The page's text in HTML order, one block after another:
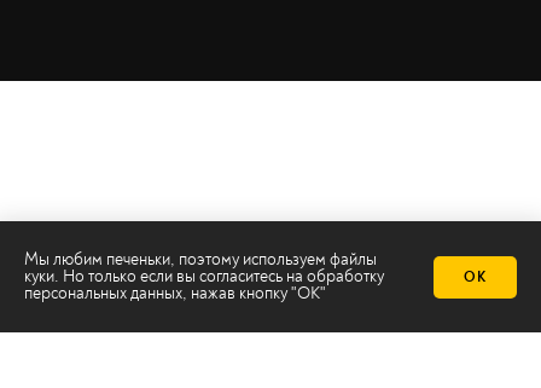
Мы любим печеньки, поэтому используем файлы
куки. Но только если вы согласитесь на обработку
персональных данных, нажав кнопку "ОК"
ОК